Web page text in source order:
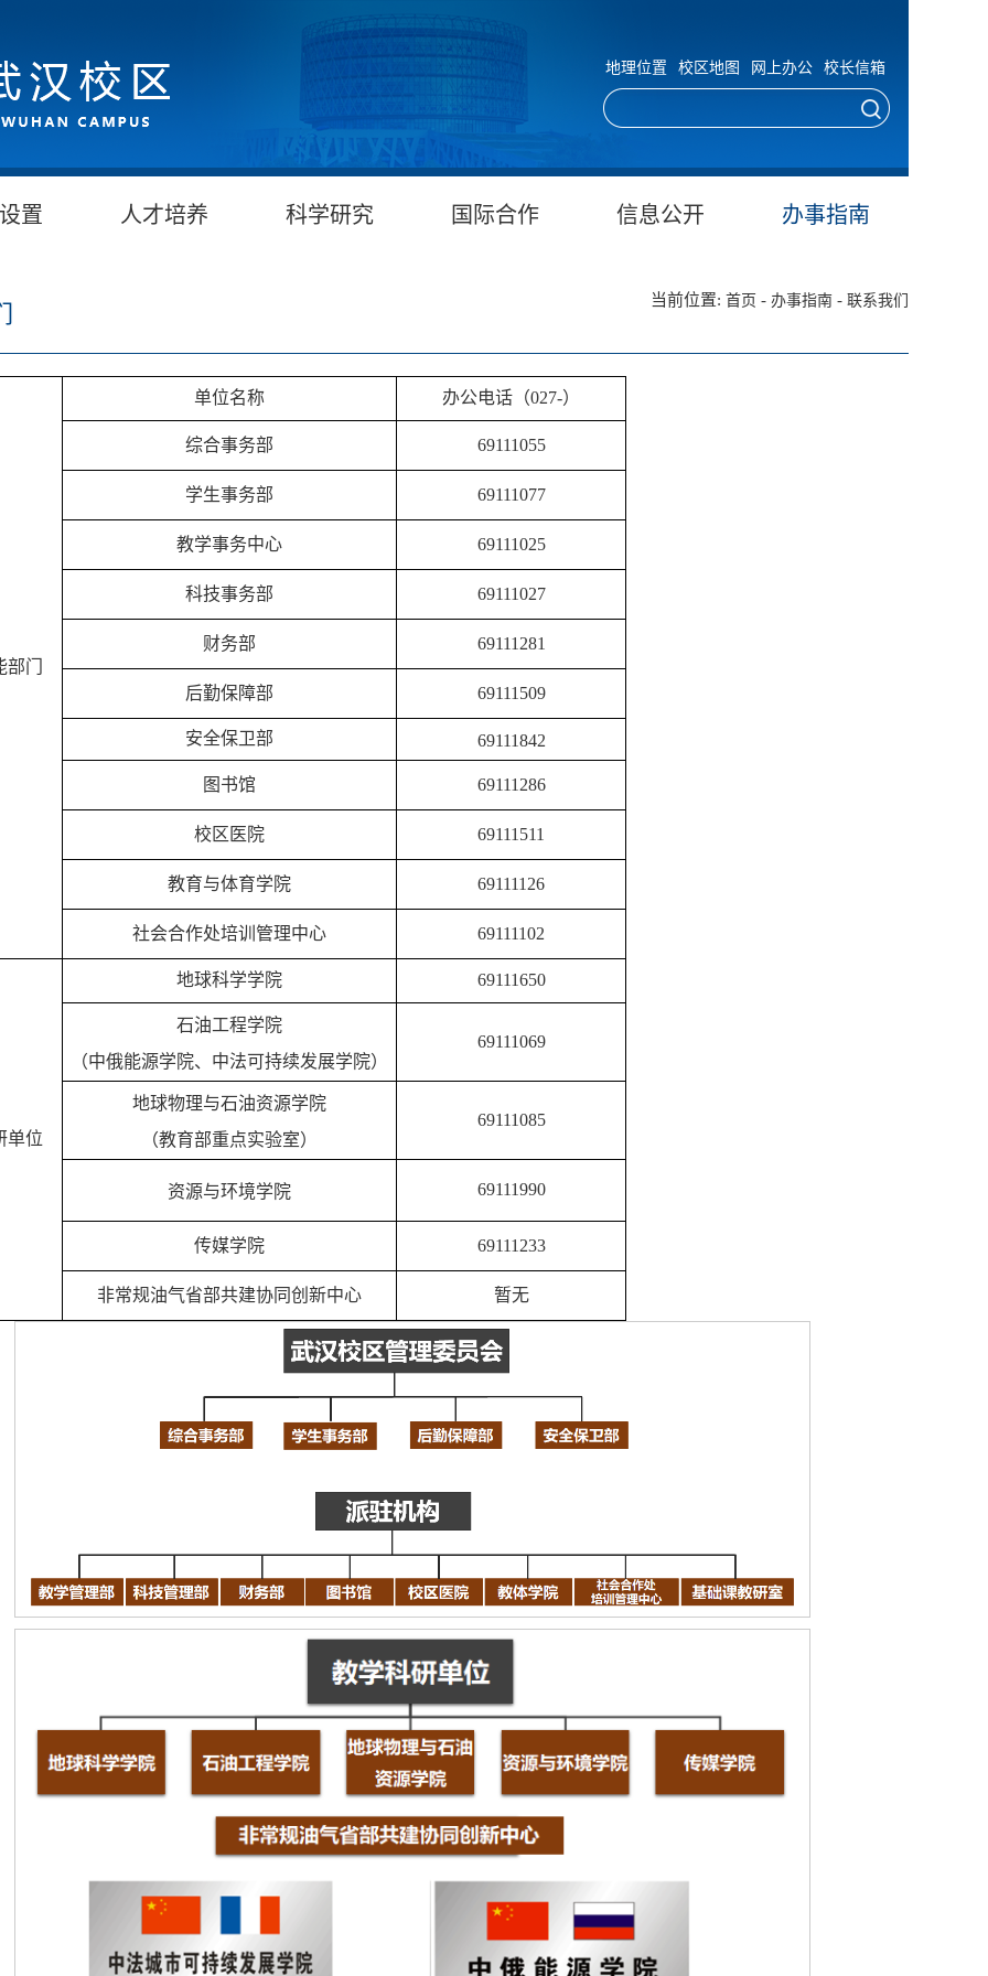
地理位置 校区地图 网上办公 校长信箱
置 人才培养 科学研究 国际合作 信息公开 办事指南
当前位置: 首页 - 办事指南 - 联系我们
门
单位名称 办公电话（027-）
综合事务部 69111055
学生事务部 69111077
教学事务中心 69111025
科技事务部 69111027
财务部 69111281
后勤保障部 69111509
安全保卫部 69111842
图书馆 69111286
校区医院 69111511
教育与体育学院 69111126
社会合作处培训管理中心 69111102
单位
地球科学学院 69111650
石油工程学院
（中俄能源学院、中法可持续发展学院）
69111069
地球物理与石油资源学院
（教育部重点实验室）
69111085
资源与环境学院 69111990
传媒学院 69111233
非常规油气省部共建协同创新中心 暂无